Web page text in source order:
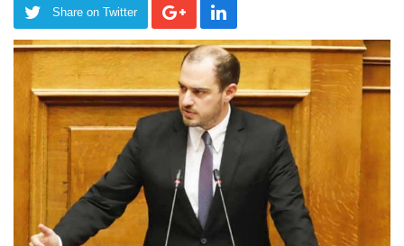
Share on Twitter